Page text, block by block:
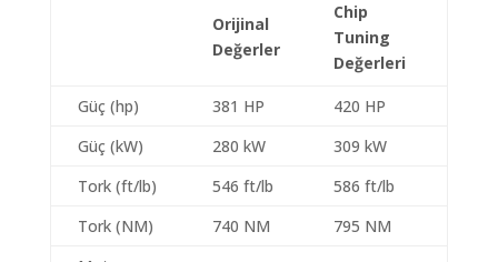
Orijinal
Değerler
Chip
Tuning
Değerleri
Güç (hp) 381 HP
420 HP
Güç (kW)
280 kW
309 kW
Tork (ft/lb)
546 ft/lb
586 ft/lb
Tork (NM)
740 NM
795 NM